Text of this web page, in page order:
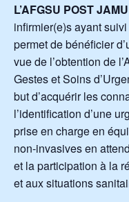
L’AFGSU POST JAMU
infirmier(e)s ayant
permet de bénéficier
vue de l’obtention de
Gestes et Soins
but d’acquérir les
l’identification d’une
prise en charge en
non-invasives en
et la participation à la
et aux situations